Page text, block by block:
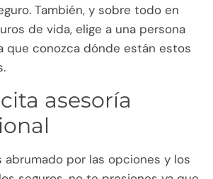
También, y sobre todo en
de vida, elige a una persona
que conozca dónde están estos
asesoría
abrumado por las opciones y los